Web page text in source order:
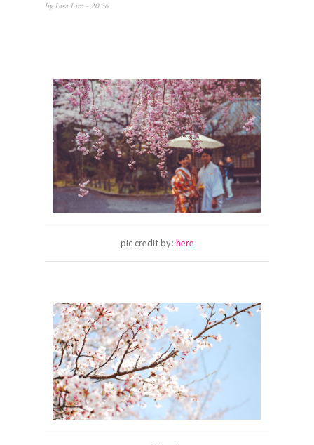
by Lisa Lim - 20.36
pic credit by: here